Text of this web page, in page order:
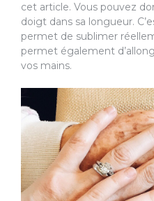
cet article. Vous pouvez
doigt dans sa longueur.
permet de sublimer
permet également
vos mains.